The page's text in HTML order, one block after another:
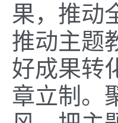
果，推动
推动主题
好成果转
章立制。